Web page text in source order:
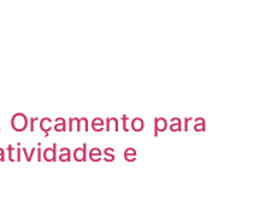
Orçamento para
e